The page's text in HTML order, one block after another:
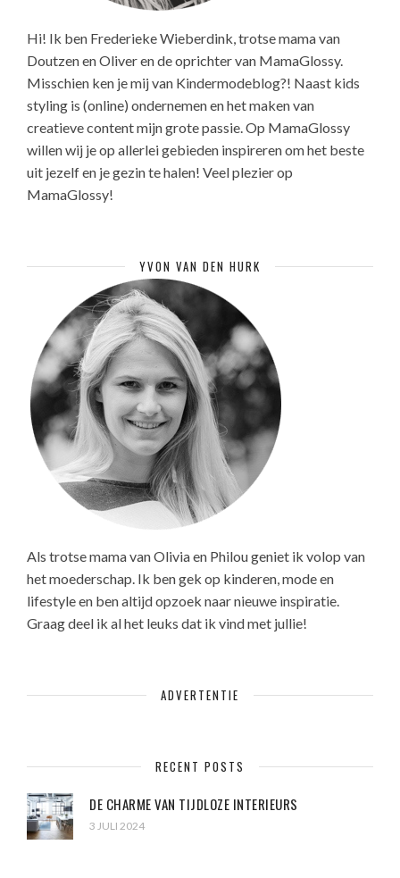
Hi! Ik ben Frederieke Wieberdink, trotse mama van
Doutzen en Oliver en de oprichter van MamaGlossy.
Misschien ken je mij van Kindermodeblog?! Naast kids
styling is (online) ondernemen en het maken van
creatieve content mijn grote passie. Op MamaGlossy
willen wij je op allerlei gebieden inspireren om het beste
uit jezelf en je gezin te halen! Veel plezier op
MamaGlossy!
YVON VAN DEN HURK
Als trotse mama van Olivia en Philou geniet ik volop van
het moederschap. Ik ben gek op kinderen, mode en
lifestyle en ben altijd opzoek naar nieuwe inspiratie.
Graag deel ik al het leuks dat ik vind met jullie!
ADVERTENTIE
RECENT POSTS
DE CHARME VAN TIJDLOZE INTERIEURS
3 JULI 2024